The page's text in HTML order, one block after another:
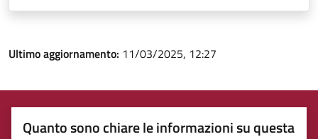
Ultimo aggiornamento: 11/03/2025, 12:27
Quanto sono chiare le informazioni su questa